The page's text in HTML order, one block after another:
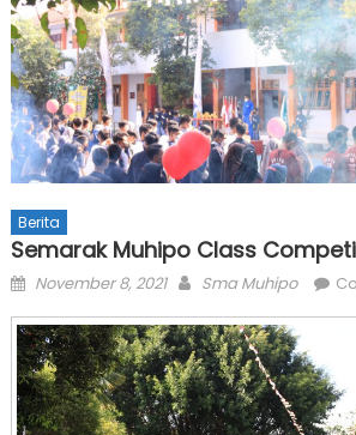
Berita
Semarak Muhipo Class
Posted
November 8, 2021 Author
Sma Muhipo